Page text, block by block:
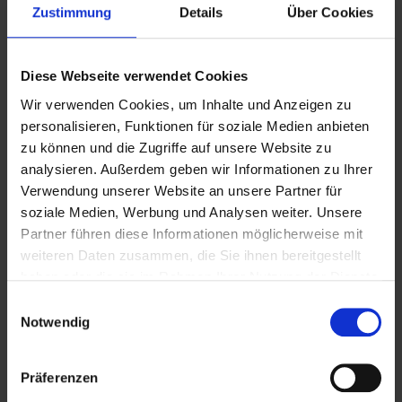
Zustimmung Details Über Cookies
Diese Webseite verwendet Cookies
Wir verwenden Cookies, um Inhalte und Anzeigen zu
personalisieren, Funktionen für soziale Medien anbieten
zu können und die Zugriffe auf unsere Website zu
analysieren. Außerdem geben wir Informationen zu Ihrer
Verwendung unserer Website an unsere Partner für
soziale Medien, Werbung und Analysen weiter. Unsere
Partner führen diese Informationen möglicherweise mit
weiteren Daten zusammen, die Sie ihnen bereitgestellt
Cookies, wenn Sie unsere Webseite weiterhin nutzen.
Notwendig
Präferenzen
Schalt­anlagen demontieren wir
nach Ihren Wünschen
Wenn Sie uns Ihre Anforderung nennen, machen
wir Ihnen gerne ein Angebot für die Entsorgung
Ihrer Innenraum-Schalt­anlage, sei es ein Teilbe­
Schalt­anlagen demontieren wollen - wir führen
kompletten Rückbau inklusive Abbruch des
Gebäudes - fragen Sie uns einfach an. Wir haben